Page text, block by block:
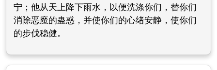
宁；他从天上降下雨水，以便洗涤你们，替你们
消除恶魔的蛊惑，并使你们的心绪安静，使你们
的步伐稳健。